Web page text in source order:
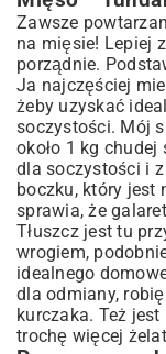
Zawsze
na mięsie! Lepiej
porządnie.
Ja najczęściej
żeby uzyskać
soczystości. Mój
około 1 kg chudej
dla soczystości i z
boczku, który jest
sprawia, że
Tłuszcz jest tu
wrogiem,
idealnego
dla odmiany,
kurczaka. Też
trochę więcej